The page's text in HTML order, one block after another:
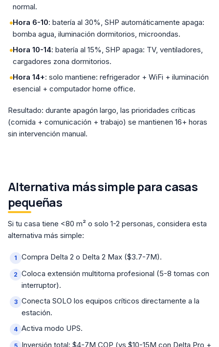
normal.
Hora 6-10: batería al 30%, SHP automáticamente apaga:
bomba agua, iluminación dormitorios, microondas.
Hora 10-14: batería al 15%, SHP apaga: TV, ventiladores,
cargadores zona dormitorios.
Hora 14+: solo mantiene: refrigerador + WiFi + iluminación
esencial + computador home office.
Resultado: durante apagón largo, las prioridades críticas
(comida + comunicación + trabajo) se mantienen 16+ horas
sin intervención manual.
Alternativa más simple para casas
pequeñas
Si tu casa tiene <80 m² o solo 1-2 personas, considera esta
alternativa más simple:
Compra Delta 2 o Delta 2 Max ($3.7-7M).
Coloca extensión multitoma profesional (5-8 tomas con
interruptor).
Conecta SOLO los equipos críticos directamente a la
estación.
Activa modo UPS.
Inversión total: $4-7M COP (vs $10-15M con Delta Pro +